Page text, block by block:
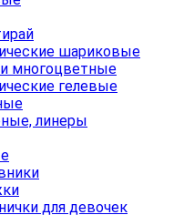
шариковые
многоцветные
гелевые
линеры
для девочек